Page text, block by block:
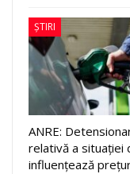
ȘTIRI
ANRE:
relativă a situației
influențează